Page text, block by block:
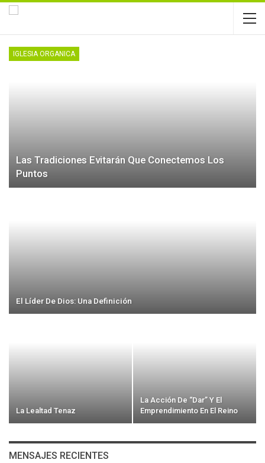
IGLESIA ORGANICA
Las Tradiciones Evitarán Que Conectemos Los
Puntos
El Líder De Dios: Una Definición
La Lealtad Tenaz
La Acción De “Dar” Y El
Emprendimiento En El Reino
MENSAJES RECIENTES